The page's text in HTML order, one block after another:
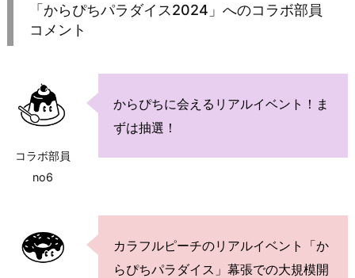
「からぴちパラダイス2024」へのコラボ部員
コメント
コラボ部員
no6
からぴちに会えるリアルイベント！ま
ずは抽選！
カラフルピーチのリアルイベント「か
らぴちパラダイス」幕張での大規模開